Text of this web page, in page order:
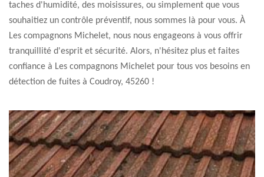
taches d'humidité, des moisissures, ou simplement que vous
souhaitiez un contrôle préventif, nous sommes là pour vous. À
Les compagnons Michelet, nous nous engageons à vous offrir
tranquillité d'esprit et sécurité. Alors, n'hésitez plus et faites
confiance à Les compagnons Michelet pour tous vos besoins en
détection de fuites à Coudroy, 45260 !